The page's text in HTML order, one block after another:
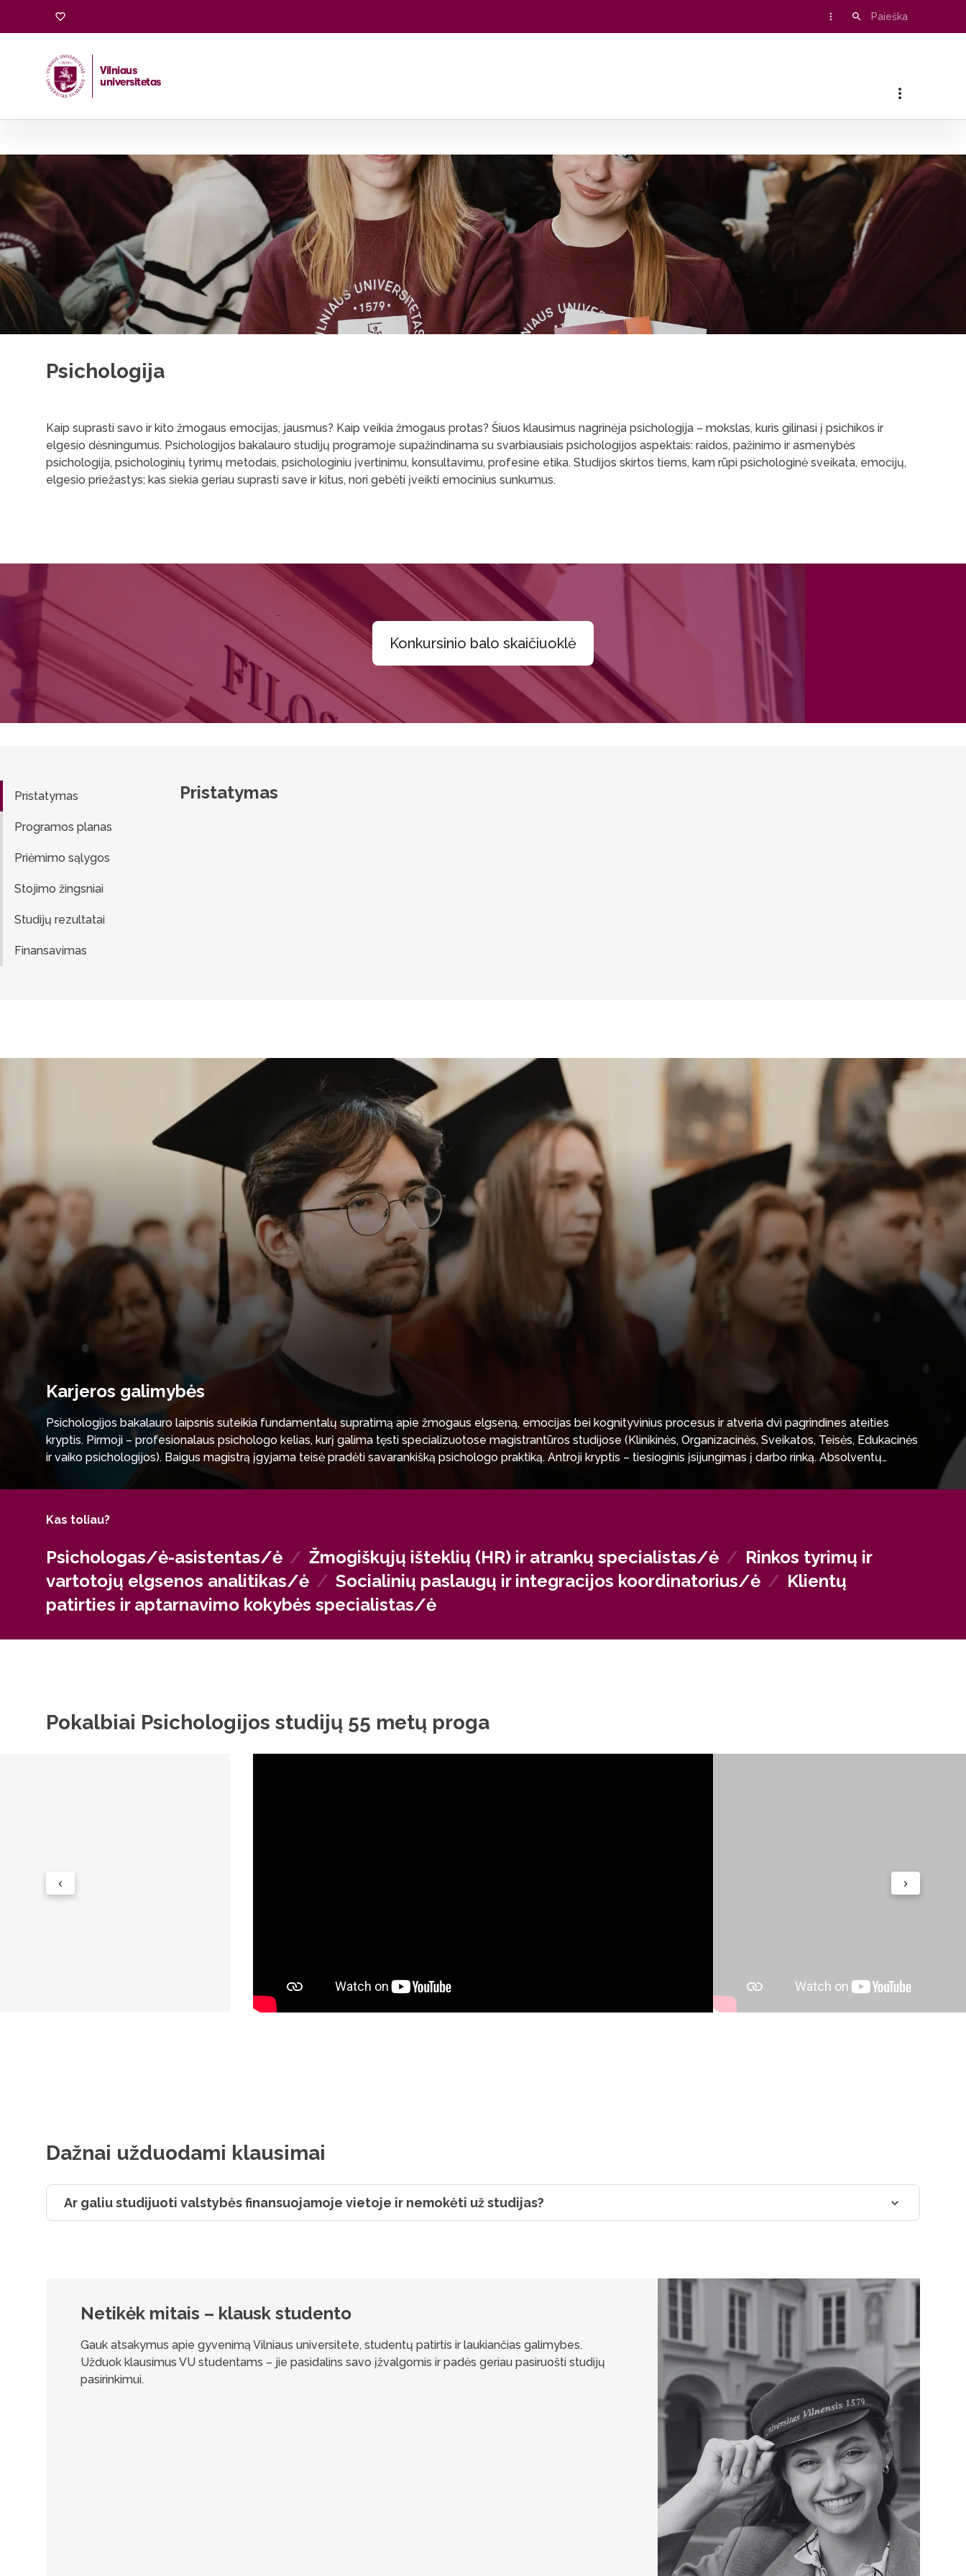
Vilniaus
universitetas
Psichologija
Kaip suprasti savo ir kito žmogaus emocijas, jausmus? Kaip veikia žmogaus protas? Šiuos klausimus nagrinėja psichologija – mokslas, kuris gilinasi į psichikos ir
elgesio dėsningumus. Psichologijos bakalauro studijų programoje supažindinama su svarbiausiais psichologijos aspektais: raidos, pažinimo ir asmenybės
psichologija, psichologinių tyrimų metodais, psichologiniu įvertinimu, konsultavimu, profesine etika. Studijos skirtos tiems, kam rūpi psichologinė sveikata, emocijų,
elgesio priežastys; kas siekia geriau suprasti save ir kitus, nori gebėti įveikti emocinius sunkumus.
Konkursinio balo skaičiuoklė
Pristatymas
Programos planas
Priėmimo sąlygos
Stojimo žingsniai
Studijų rezultatai
Finansavimas
Pristatymas
Karjeros galimybės
Psichologijos bakalauro laipsnis suteikia fundamentalų supratimą apie žmogaus elgseną, emocijas bei kognityvinius procesus ir atveria dvi pagrindines ateities
kryptis. Pirmoji – profesionalaus psichologo kelias, kurį galima tęsti specializuotose magistrantūros studijose (Klinikinės, Organizacinės, Sveikatos, Teisės, Edukacinės
ir vaiko psichologijos). Baigus magistrą įgyjama teisė pradėti savarankišką psichologo praktiką. Antroji kryptis – tiesioginis įsijungimas į darbo rinką. Absolventų
gebėjimas analizuoti duomenis, suprasti žmonių motyvaciją ir valdyti konfliktus yra itin vertinamas verslo įmonėse, švietimo bei socialinių paslaugų sektoriuose,
rinkos tyrimų įmonėse ir organizacijų valdyme.
Kas toliau?
Psichologas/ė-asistentas/ė / Žmogiškųjų išteklių (HR) ir atrankų specialistas/ė / Rinkos tyrimų ir
vartotojų elgsenos analitikas/ė / Socialinių paslaugų ir integracijos koordinatorius/ė / Klientų
patirties ir aptarnavimo kokybės specialistas/ė
Pokalbiai Psichologijos studijų 55 metų proga
Dažnai užduodami klausimai
Ar galiu studijuoti valstybės finansuojamoje vietoje ir nemokėti už studijas?
Netikėk mitais – klausk studento
Gauk atsakymus apie gyvenimą Vilniaus universitete, studentų patirtis ir laukiančias galimybes.
Užduok klausimus VU studentams – jie pasidalins savo įžvalgomis ir padės geriau pasiruošti studijų
pasirinkimui.